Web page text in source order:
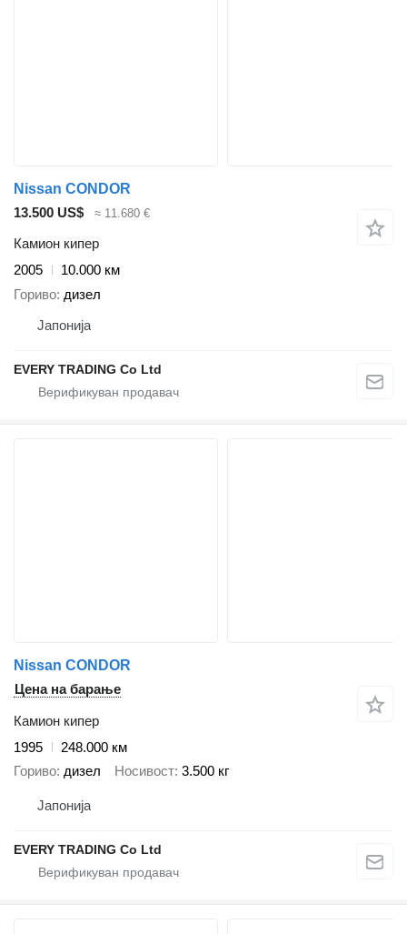
Nissan CONDOR
13.500 US$
≈ 11.680 €
Камион кипер
2005
10.000 км
Гориво дизел
Јапонија
EVERY TRADING Co Ltd
Nissan CONDOR
Цена на барање
Камион кипер
1995
248.000 км
Гориво дизел Носивост 3.500 кг
Јапонија
EVERY TRADING Co Ltd